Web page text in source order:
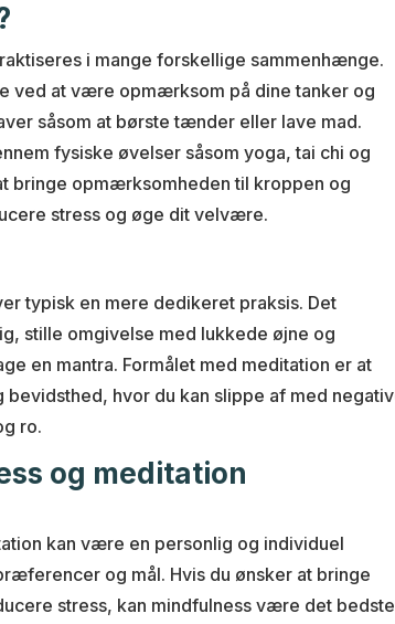
i mange forskellige sammenhænge.
ved at være opmærksom på dine tanker og
såsom at børste tænder eller lave mad.
fysiske øvelser såsom yoga, tai chi og
bringe opmærksomheden til kroppen og
stress og øge dit velvære.
typisk en mere dedikeret praksis. Det
stille omgivelse med lukkede øjne og
en mantra. Formålet med meditation er at
bevidsthed, hvor du kan slippe af med
ro.
og meditation
kan være en personlig og individuel
og mål. Hvis du ønsker at bringe
stress, kan mindfulness være det bedste